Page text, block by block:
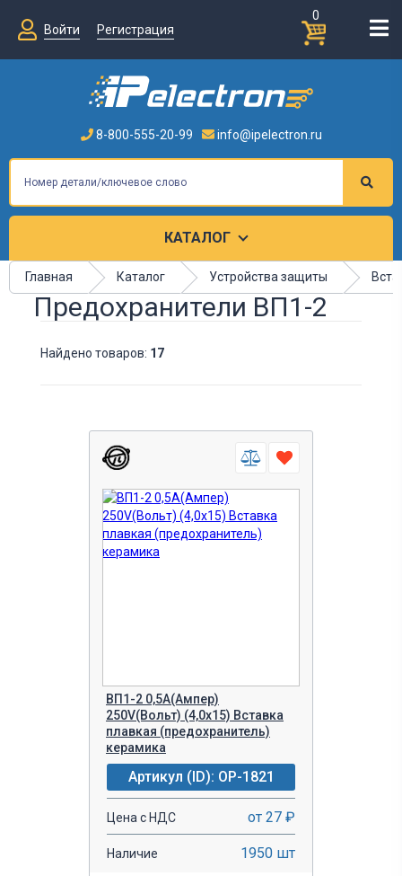
0
Войти
Регистрация
8-800-555-20-99 info@ipelectron.ru
КАТАЛОГ
Главная Каталог Устройства защиты
Предохранители ВП1-2
Найдено товаров: 17
ВП1-2 0,5A(Ампер)
250V(Вольт) (4,0х15) Вставка
плавкая (предохранитель)
керамика
Артикул (ID): OP-1821
Цена с НДС от 27 ₽
Наличие 1950 шт